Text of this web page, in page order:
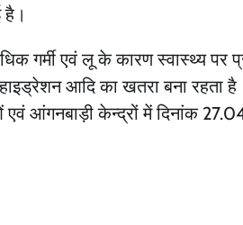
है।
गर्मी एवं लू के कारण स्वास्थ्य
आदि का खतरा बना
आंगनबाड़ी केन्द्रों में दिनांक